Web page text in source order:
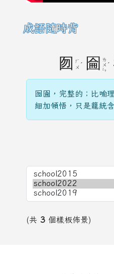
成語隨時背
囫
ㄏ
ㄨ ˊ 圇
ㄌ
ㄨ
ㄣ
ˊ
囫圇，完整的；比喻
細加領悟，只是籠統
(共 3 個樣板佈景)